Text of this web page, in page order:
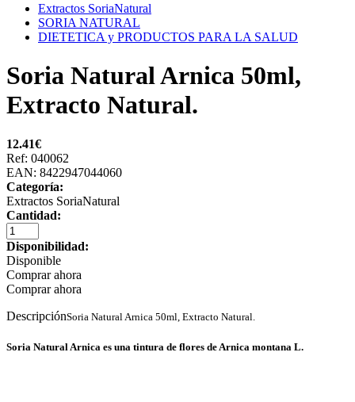
Extractos SoriaNatural
SORIA NATURAL
DIETETICA y PRODUCTOS PARA LA SALUD
Soria Natural Arnica 50ml,
Extracto Natural.
12.41€
Ref: 040062
EAN: 8422947044060
Categoría:
Extractos SoriaNatural
Cantidad:
Disponibilidad:
Disponible
Comprar ahora
Comprar ahora
DescripciónSoria Natural Arnica 50ml, Extracto Natural.
Soria Natural Arnica es una tintura de flores de Arnica montana L.